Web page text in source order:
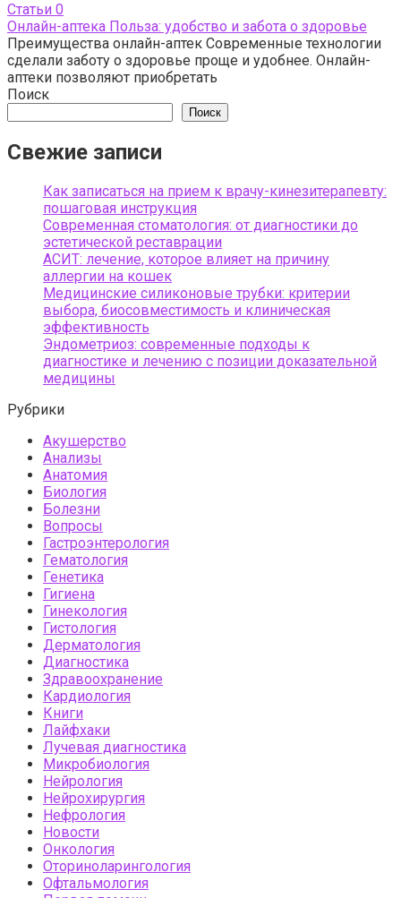
Статьи 0
Онлайн-аптека Польза: удобство и забота о здоровье
Преимущества онлайн-аптек Современные технологии
сделали заботу о здоровье проще и удобнее. Онлайн-
аптеки позволяют приобретать
Поиск
Поиск
Свежие записи
Как записаться на прием к врачу-кинезитерапевту:
пошаговая инструкция
Современная стоматология: от диагностики до
эстетической реставрации
АСИТ: лечение, которое влияет на причину
аллергии на кошек
Медицинские силиконовые трубки: критерии
выбора, биосовместимость и клиническая
эффективность
Эндометриоз: современные подходы к
диагностике и лечению с позиции доказательной
медицины
Рубрики
Акушерство
Анализы
Анатомия
Биология
Болезни
Вопросы
Гастроэнтерология
Гематология
Генетика
Гигиена
Гинекология
Гистология
Дерматология
Диагностика
Здравоохранение
Кардиология
Книги
Лайфхаки
Лучевая диагностика
Микробиология
Нейрология
Нейрохирургия
Нефрология
Новости
Онкология
Оториноларингология
Офтальмология